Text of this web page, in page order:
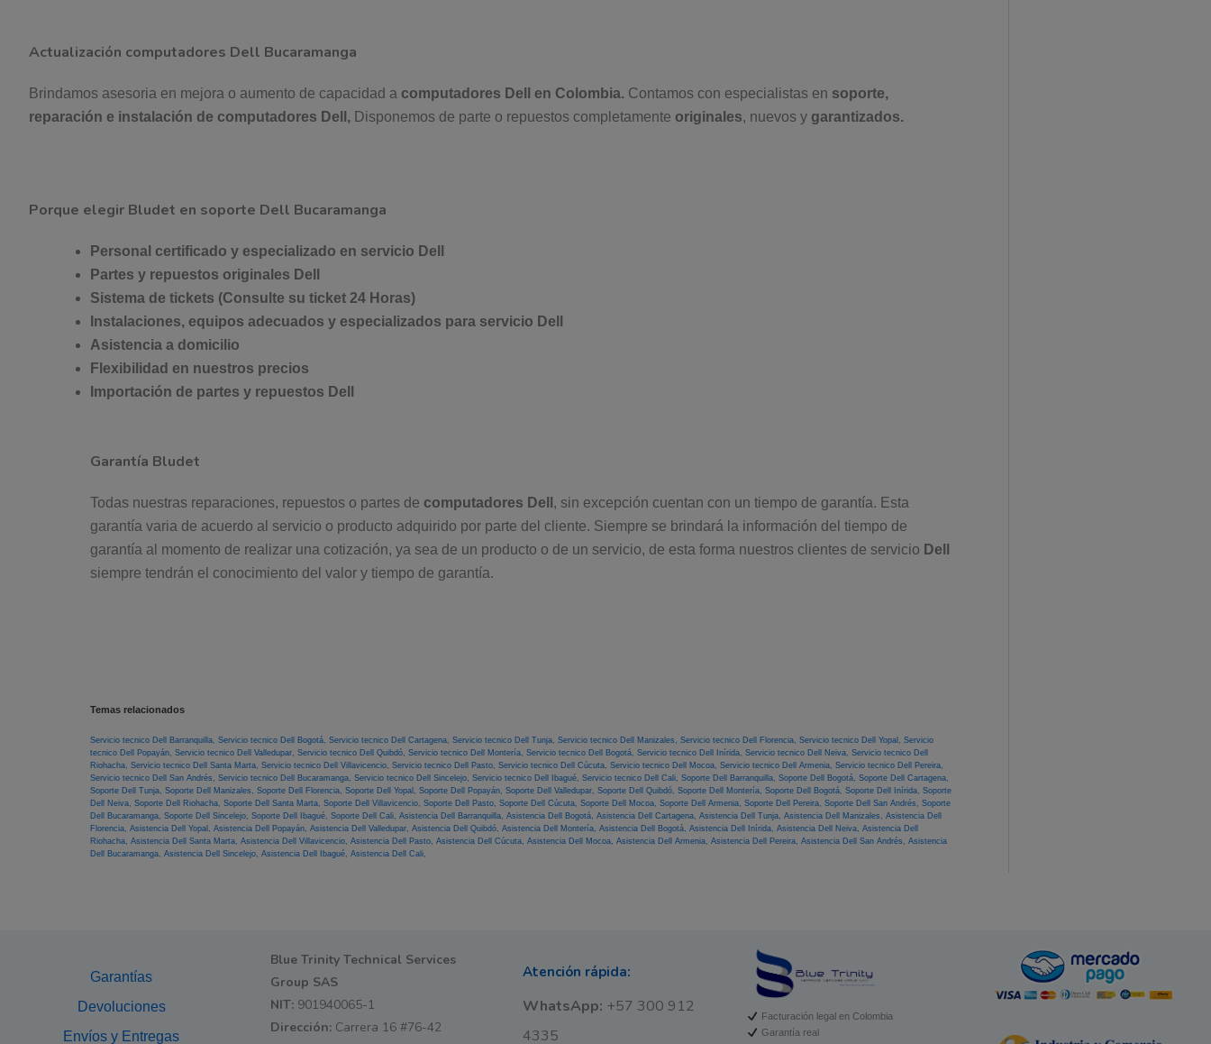
Actualización computadores Dell Bucaramanga
Brindamos asesoria en mejora o aumento de capacidad a computadores Dell en Colombia. Contamos con especialistas en soporte,
reparación e instalación de computadores Dell, Disponemos de parte o repuestos completamente originales, nuevos y garantizados.
Porque elegir Bludet en soporte Dell Bucaramanga
Personal certificado y especializado en servicio Dell
Partes y repuestos originales Dell
Sistema de tickets (Consulte su ticket 24 Horas)
Instalaciones, equipos adecuados y especializados para servicio Dell
Asistencia a domicilio
Flexibilidad en nuestros precios
Importación de partes y repuestos Dell
Garantía Bludet
Todas nuestras reparaciones, repuestos o partes de computadores Dell , sin excepción cuentan con un tiempo de garantía. Esta
garantía varia de acuerdo al servicio o producto adquirido por parte del cliente. Siempre se brindará la información del tiempo de
garantía al momento de realizar una cotización, ya sea de un producto o de un servicio, de esta forma nuestros clientes de servicio Dell
siempre tendrán el conocimiento del valor y tiempo de garantía.
Temas relacionados
Servicio tecnico Dell Barranquilla, Servicio tecnico Dell Bogotá, Servicio tecnico Dell Cartagena, Servicio tecnico Dell Tunja, Servicio tecnico Dell Manizales, Servicio tecnico Dell Florencia, Servicio tecnico Dell Yopal, Servicio
tecnico Dell Popayán, Servicio tecnico Dell Valledupar, Servicio tecnico Dell Quibdó, Servicio tecnico Dell Montería, Servicio tecnico Dell Bogotá, Servicio tecnico Dell Inírida, Servicio tecnico Dell Neiva, Servicio tecnico Dell
Riohacha, Servicio tecnico Dell Santa Marta, Servicio tecnico Dell Villavicencio, Servicio tecnico Dell Pasto, Servicio tecnico Dell Cúcuta, Servicio tecnico Dell Mocoa, Servicio tecnico Dell Armenia, Servicio tecnico Dell Pereira,
Servicio tecnico Dell San Andrés, Servicio tecnico Dell Bucaramanga, Servicio tecnico Dell Sincelejo, Servicio tecnico Dell Ibagué, Servicio tecnico Dell Cali, Soporte Dell Barranquilla, Soporte Dell Bogotá, Soporte Dell Cartagena,
Soporte Dell Tunja, Soporte Dell Manizales, Soporte Dell Florencia, Soporte Dell Yopal, Soporte Dell Popayán, Soporte Dell Valledupar, Soporte Dell Quibdó, Soporte Dell Montería, Soporte Dell Bogotá, Soporte Dell Inírida, Soporte
Dell Neiva, Soporte Dell Riohacha, Soporte Dell Santa Marta, Soporte Dell Villavicencio, Soporte Dell Pasto, Soporte Dell Cúcuta, Soporte Dell Mocoa, Soporte Dell Armenia, Soporte Dell Pereira, Soporte Dell San Andrés, Soporte
Dell Bucaramanga, Soporte Dell Sincelejo, Soporte Dell Ibagué, Soporte Dell Cali, Asistencia Dell Barranquilla, Asistencia Dell Bogotá, Asistencia Dell Cartagena, Asistencia Dell Tunja, Asistencia Dell Manizales, Asistencia Dell
Florencia, Asistencia Dell Yopal, Asistencia Dell Popayán, Asistencia Dell Valledupar, Asistencia Dell Quibdó, Asistencia Dell Montería, Asistencia Dell Bogotá, Asistencia Dell Inírida, Asistencia Dell Neiva, Asistencia Dell
Riohacha, Asistencia Dell Santa Marta, Asistencia Dell Villavicencio, Asistencia Dell Pasto, Asistencia Dell Cúcuta, Asistencia Dell Mocoa, Asistencia Dell Armenia, Asistencia Dell Pereira, Asistencia Dell San Andrés, Asistencia
Dell Bucaramanga, Asistencia Dell Sincelejo, Asistencia Dell Ibagué, Asistencia Dell Cali,
Garantías
Devoluciones
Envíos y Entregas
Blue Trinity Technical Services
Group SAS
NIT:901940065-1
Dirección:Carrera 16 #76-42
Atención rápida:
WhatsApp: +57 300 912
4335
Facturación legal en Colombia
Garantía real